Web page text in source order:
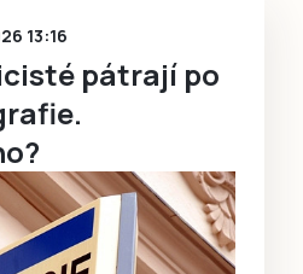
13:16
pátrají po